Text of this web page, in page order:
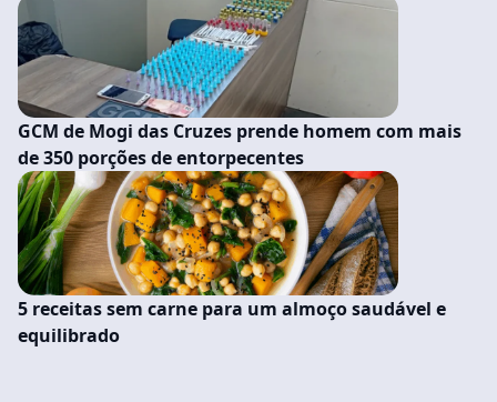
GCM de Mogi das Cruzes prende homem com mais
de 350 porções de entorpecentes
5 receitas sem carne para um almoço saudável e
equilibrado